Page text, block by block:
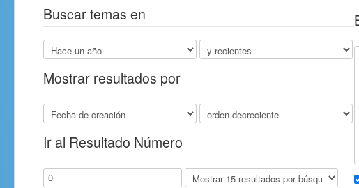
Buscar temas en
Mostrar resultados por
Ir al Resultado Número